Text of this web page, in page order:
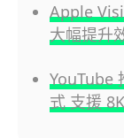
Apple
大幅提升
YouTube
式 支援